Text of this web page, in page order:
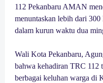
112 Pekanbaru AMAN
menuntaskan lebih dari 300
dalam kurun waktu dua
Wali Kota Pekanbaru,
bahwa kehadiran TRC 112
berbagai keluhan warga di